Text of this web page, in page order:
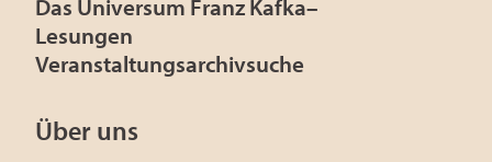
Das Universum Franz Kafka–
Lesungen
Veranstaltungsarchivsuche
Über uns